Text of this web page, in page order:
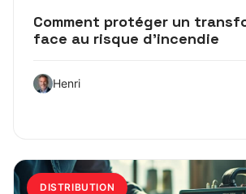
Comment protéger un
face au risque d’incendie
Henri
DISTRIBUTION